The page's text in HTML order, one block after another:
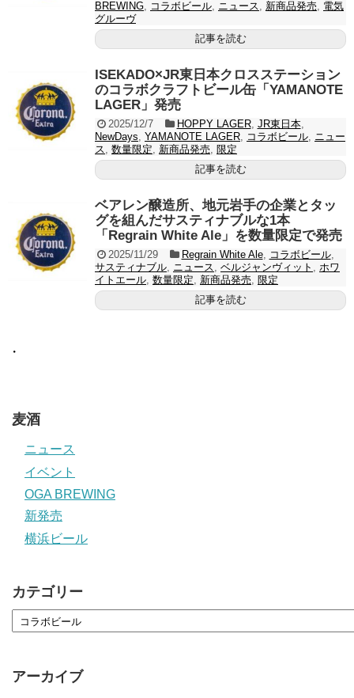
BREWING, コラボビール, ニュース, 新商品発売, 電気
グルーヴ
記事を読む
ISEKADO×JR東日本クロスステーション
のコラボクラフトビール缶「YAMANOTE
LAGER」発売
2025/12/7 HOPPY LAGER, JR東日本,
NewDays, YAMANOTE LAGER, コラボビール, ニュー
ス, 数量限定, 新商品発売, 限定
記事を読む
ベアレン醸造所、地元岩手の企業とタッ
グを組んだサスティナブルな1本
「Regrain White Ale」を数量限定で発売
2025/11/29 Regrain White Ale, コラボビール,
サスティナブル, ニュース, ベルジャンヴィット , ホワ
イトエール, 数量限定, 新商品発売, 限定
記事を読む
・
麦酒
ニュース
イベント
OGA BREWING
新発売
横浜ビール
カテゴリー
アーカイブ